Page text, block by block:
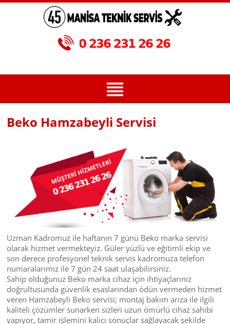
Beko Hamzabeyli Servisi
Uzman Kadromuz ile haftanın 7 günü Beko marka servisi
olarak hizmet vermekteyiz. Güler yüzlü ve eğitimli ekip ve
son derece profesyonel teknik servis kadromuza telefon
numaralarımız ile 7 gün 24 saat ulaşabilirsiniz.
Sahip olduğunuz Beko marka cihaz için ihtiyaçlarınız
doğrultusunda güvenlik esaslarından ödün vermeden hizmet
veren Hamzabeyli Beko servisi; montaj bakım arıza ile ilgili
kaliteli çözümler sunarken sizleri uzun ömürlü cihaz sahibi
yapıyor, tamir işlemini kalıcı sonuçlar sağlayacak şekilde